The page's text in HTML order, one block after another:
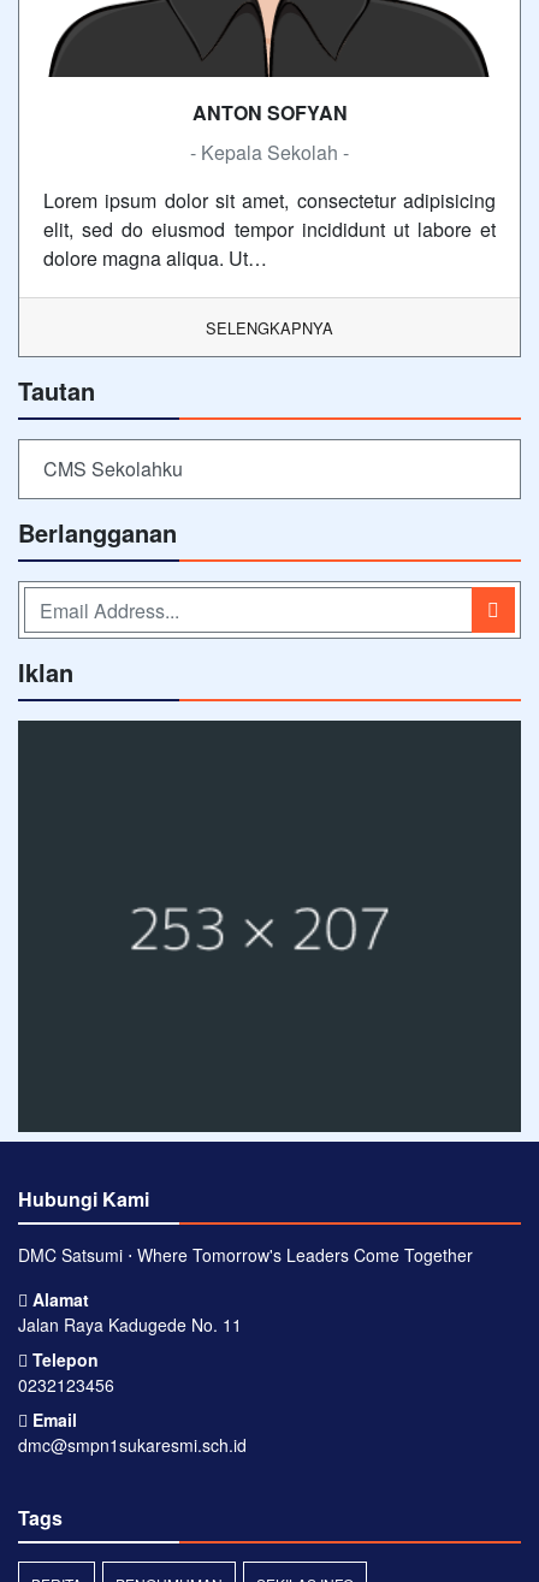
ANTON SOFYAN
- Kepala Sekolah -
Lorem ipsum dolor sit amet, consectetur adipisicing
elit, sed do eiusmod tempor incididunt ut labore et
dolore magna aliqua. Ut…
SELENGKAPNYA
Tautan
CMS Sekolahku
Berlangganan
Iklan
Hubungi Kami
DMC Satsumi ⋅ Where Tomorrow's Leaders Come Together
Alamat
Jalan Raya Kadugede No. 11
Telepon
0232123456
Email
dmc@smpn1sukaresmi.sch.id
Tags